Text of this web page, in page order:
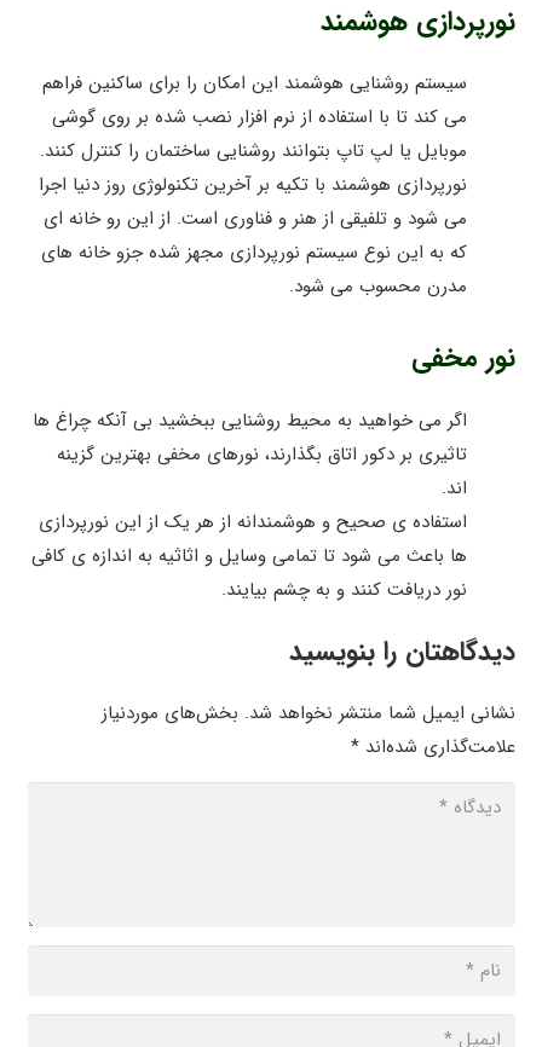
نورپردازی هوشمند
سیستم روشنایی هوشمند این امکان را برای ساکنین فراهم
می کند تا با استفاده از نرم افزار نصب شده بر روی گوشی
موبایل یا لپ تاپ بتوانند روشنایی ساختمان را کنترل کنند.
نورپردازی هوشمند با تکیه بر آخرین تکنولوژی روز دنیا اجرا
می شود و تلفیقی از هنر و فناوری است. از این رو خانه ای
که به این نوع سیستم نورپردازی مجهز شده جزو خانه های
مدرن محسوب می شود.
نور مخفی
اگر می خواهید به محیط روشنایی ببخشید بی آنکه چراغ ها
تاثیری بر دکور اتاق بگذارند، نورهای مخفی بهترین گزینه
اند.
استفاده ی صحیح و هوشمندانه از هر یک از این نورپردازی
ها باعث می شود تا تمامی وسایل و اثاثیه به اندازه ی کافی
نور دریافت کنند و به چشم بیایند.
دیدگاهتان را بنویسید
نشانی ایمیل شما منتشر نخواهد شد. بخش‌های موردنیاز
علامت‌گذاری شده‌اند*